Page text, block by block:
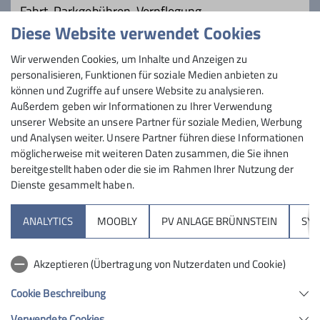
Fahrt, Parkgebühren, Verpflegung
Maximale Teilnehmeranzahl
16
Sektion
Hochrieshütte
Diese Website verwendet Cookies
Wir verwenden Cookies, um Inhalte und Anzeigen zu
personalisieren, Funktionen für soziale Medien anbieten zu
können und Zugriffe auf unsere Website zu analysieren.
Außerdem geben wir Informationen zu Ihrer Verwendung
unserer Website an unsere Partner für soziale Medien, Werbung
und Analysen weiter. Unsere Partner führen diese Informationen
möglicherweise mit weiteren Daten zusammen, die Sie ihnen
bereitgestellt haben oder die sie im Rahmen Ihrer Nutzung der
Dienste gesammelt haben.
ANALYTICS MOOBLY PV ANLAGE BRÜNNSTEIN
Akzeptieren (Übertragung von Nutzerdaten und Cookie)
Cookie Beschreibung